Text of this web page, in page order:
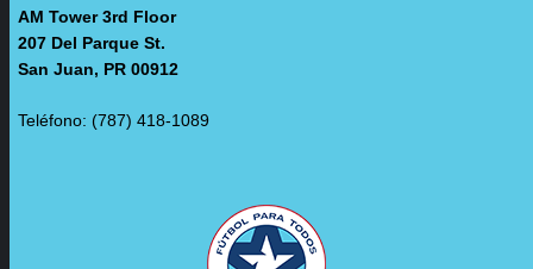
AM Tower 3rd Floor
207 Del Parque St.
San Juan, PR 00912
Teléfono: (787) 418-1089